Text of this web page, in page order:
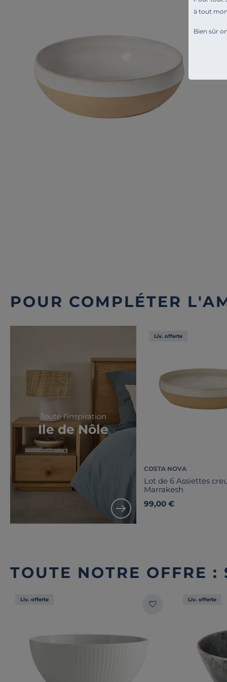
à tout
Bien sûr
POUR COMPLÉTER
Toute l'inspiration
Ile de Nôle
Liv. offerte
COSTA NOVA
Lot de 6 Assiettes
Marrakesh
99,00 €
TOUTE NOTRE OFFRE :
Liv. offerte Liv. offerte